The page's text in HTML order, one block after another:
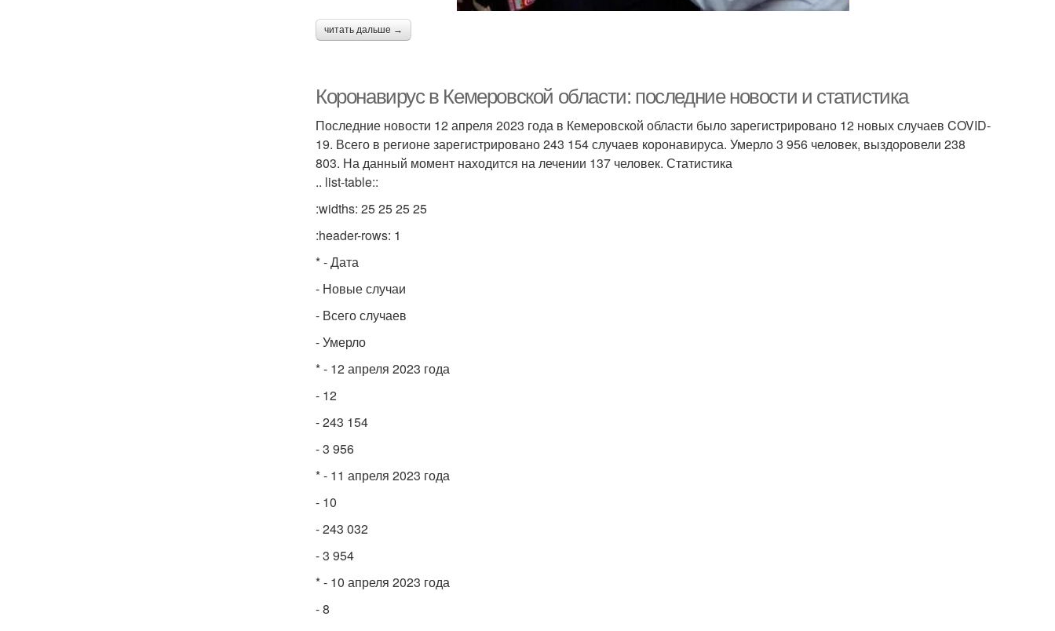
читать дальше →
Коронавирус в Кемеровской области: последние новости и статистика
Последние новости 12 апреля 2023 года в Кемеровской области было зарегистрировано 12 новых случаев COVID-
19. Всего в регионе зарегистрировано 243 154 случаев коронавируса. Умерло 3 956 человек, выздоровели 238
803. На данный момент находится на лечении 137 человек. Статистика
.. list-table::
:widths: 25 25 25 25
:header-rows: 1
* - Дата
- Новые случаи
- Всего случаев
- Умерло
* - 12 апреля 2023 года
- 12
- 243 154
- 3 956
* - 11 апреля 2023 года
- 10
- 243 032
- 3 954
* - 10 апреля 2023 года
- 8